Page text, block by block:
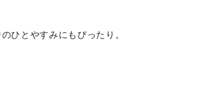
ひとやすみにもぴったり。